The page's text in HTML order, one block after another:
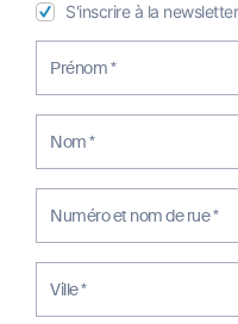
S'inscrire à la newsletter
Prénom*
Nom*
Numéro et nom de rue*
Ville*